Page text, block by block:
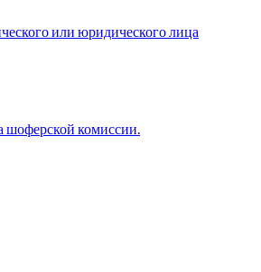
или юридического лица
шоферской комиссии.